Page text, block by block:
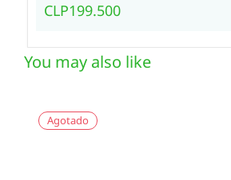
CLP199.500
You may also like
Agotado